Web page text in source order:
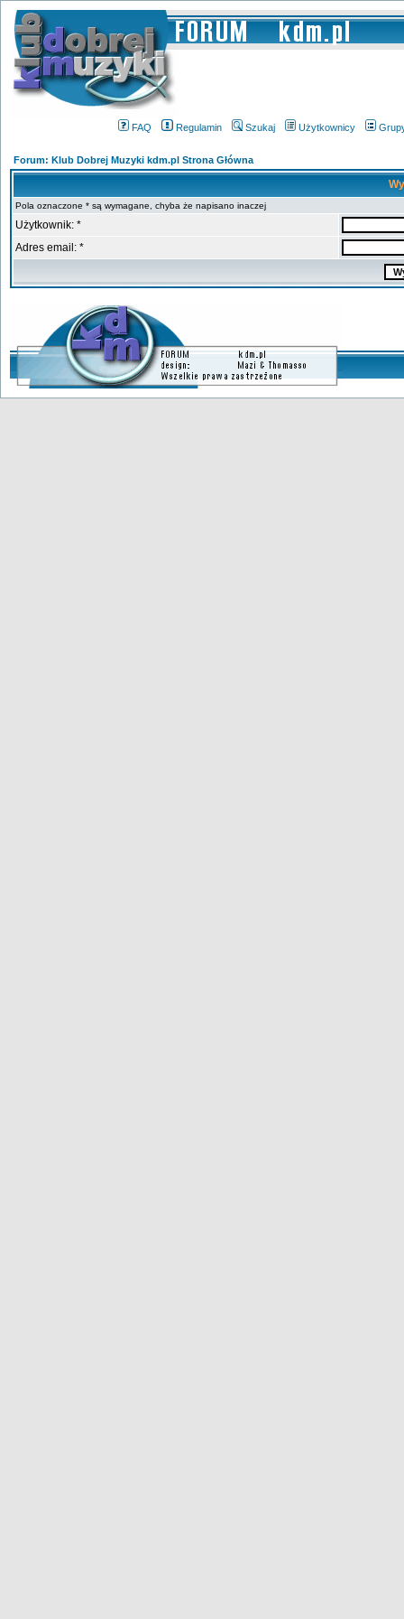
FAQ Regulamin Szukaj Użytkownicy
Forum: Klub Dobrej Muzyki kdm.pl Strona Główna
Pola oznaczone * są wymagane, chyba że napisano inaczej
Użytkownik: *
Adres email: *